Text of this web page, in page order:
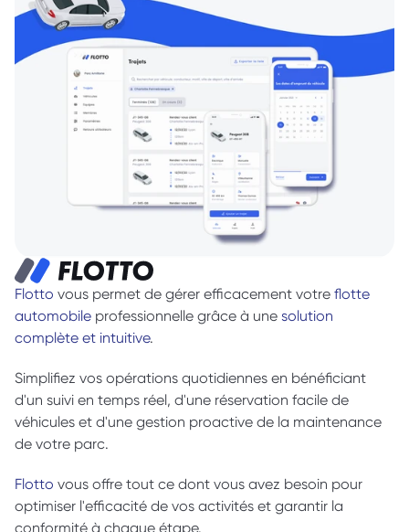
Flotto vous permet de gérer efficacement votre flotte
automobile professionnelle grâce à une solution
complète et intuitive.
Simplifiez vos opérations quotidiennes en bénéficiant
d'un suivi en temps réel, d'une réservation facile de
véhicules et d'une gestion proactive de la maintenance
de votre parc.
Flotto vous offre tout ce dont vous avez besoin pour
optimiser l'efficacité de vos activités et garantir la
conformité à chaque étape.